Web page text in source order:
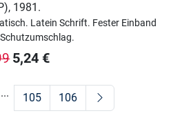
, 1981.
Latein Schrift. Fester Einband
5,24 €
... 105 106